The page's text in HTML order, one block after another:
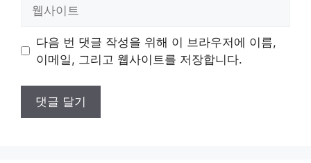
트
다음 번 댓글 작성을 위해 이 브라우저에 이름,
이메일, 그리고 웹사이트를 저장합니다.